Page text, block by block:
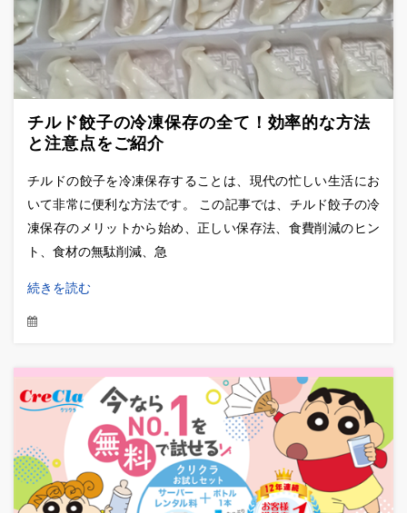
チルド餃子の冷凍保存の全て！効率的な方法
と注意点をご紹介
チルドの餃子を冷凍保存することは、現代の忙しい生活にお
いて非常に便利な方法です。 この記事では、チルド餃子の冷
凍保存のメリットから始め、正しい保存法、食費削減のヒン
ト、食材の無駄削減、急
続きを読む